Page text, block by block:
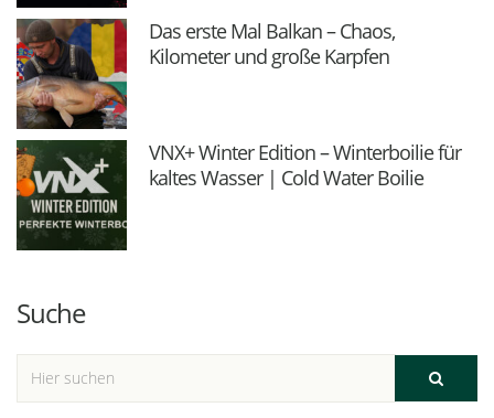
Das erste Mal Balkan – Chaos,
Kilometer und große Karpfen
VNX+ Winter Edition – Winterboilie für
kaltes Wasser | Cold Water Boilie
Suche